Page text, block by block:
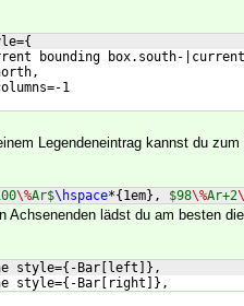
bounding box.south-
1
Legendeneintrag kannst du
\%Ar$\hspace*{ 1em} , $98\%Ar+2
Achsenenden lädst du am besten die
style={-Bar[left]},
style={-Bar[right]},